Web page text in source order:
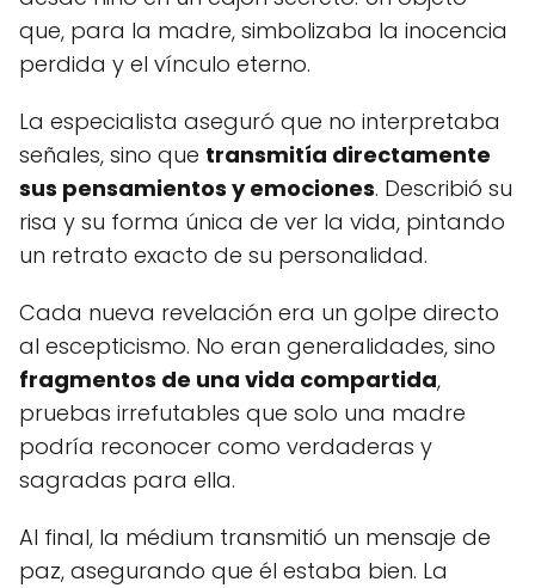
que, para la madre, simbolizaba la inocencia
perdida y el vínculo eterno.
La especialista aseguró que no interpretaba
señales, sino que transmitía directamente
sus pensamientos y emociones. Describió su
risa y su forma única de ver la vida, pintando
un retrato exacto de su personalidad.
Cada nueva revelación era un golpe directo
al escepticismo. No eran generalidades, sino
fragmentos de una vida compartida,
pruebas irrefutables que solo una madre
podría reconocer como verdaderas y
sagradas para ella.
Al final, la médium transmitió un mensaje de
paz, asegurando que él estaba bien. La